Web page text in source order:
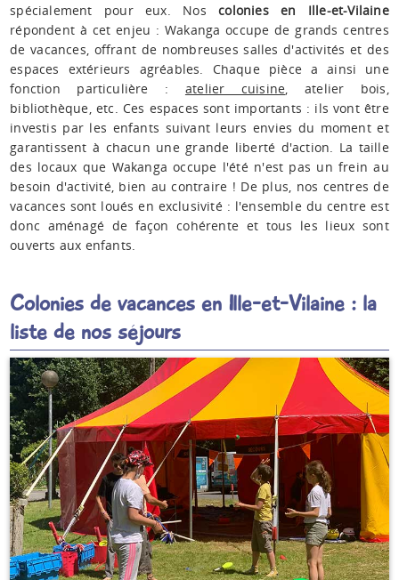
spécialement pour eux. Noscolonies en Ille-et-Vilaine
répondent à cet enjeu : Wakanga occupe de grands centres
de vacances, offrant de nombreuses salles d'activités et des
espaces extérieurs agréables. Chaque pièce a ainsi une
fonction particulière : atelier cuisine, atelier bois,
bibliothèque, etc. Ces espaces sont importants : ils vont être
investis par les enfants suivant leurs envies du moment et
garantissent à chacun une grande liberté d'action. La taille
des locaux que Wakanga occupe l'été n'est pas un frein au
besoin d'activité, bien au contraire ! De plus, nos centres de
vacances sont loués en exclusivité : l'ensemble du centre est
donc aménagé de façon cohérente et tous les lieux sont
ouverts aux enfants.
Colonies de vacances en Ille-et-Vilaine : la
liste de nos séjours